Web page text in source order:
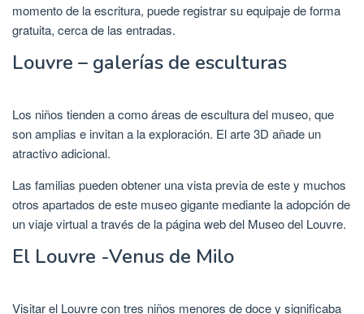
momento de la escritura, puede registrar su equipaje de forma
gratuita, cerca de las entradas.
Louvre – galerías de esculturas
Los niños tienden a como áreas de escultura del museo, que
son amplias e invitan a la exploración. El arte 3D añade un
atractivo adicional.
Las familias pueden obtener una vista previa de este y muchos
otros apartados de este museo gigante mediante la adopción de
un viaje virtual a través de la página web del Museo del Louvre.
El Louvre -Venus de Milo
Visitar el Louvre con tres niños menores de doce y significaba